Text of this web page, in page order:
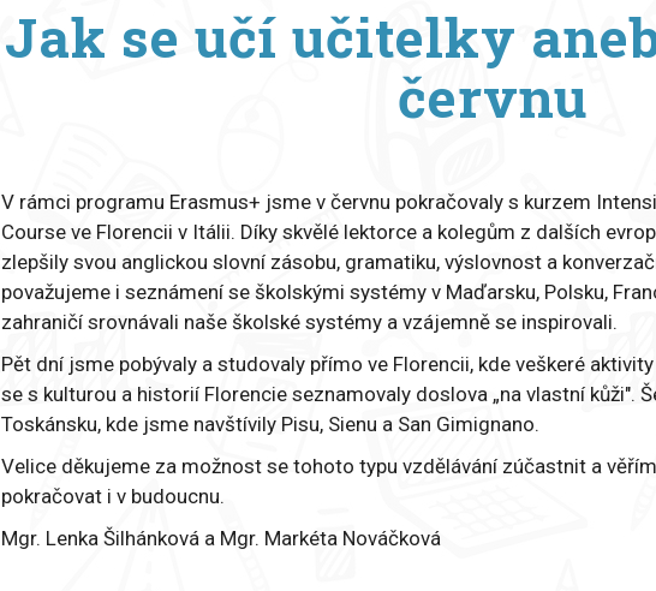
Jak se učí učitelky
červnu
V rámci programu Erasmus+ jsme v červnu pokračovaly s kurzem
Course ve Florencii v Itálii. Díky skvělé lektorce a kolegům z dalších
zlepšily svou anglickou slovní zásobu, gramatiku, výslovnost a
považujeme i seznámení se školskými systémy v Maďarsku, Polsku,
zahraničí srovnávali naše školské systémy a vzájemně se inspirovali.
Pět dní jsme pobývaly a studovaly přímo ve Florencii, kde veškeré
se s kulturou a historií Florencie seznamovaly doslova „na vlastní kůži".
Toskánsku, kde jsme navštívily Pisu, Sienu a San Gimignano.
Velice děkujeme za možnost se tohoto typu vzdělávání zúčastnit a
pokračovat i v budoucnu.
Mgr. Lenka Šilhánková a Mgr. Markéta Nováčková